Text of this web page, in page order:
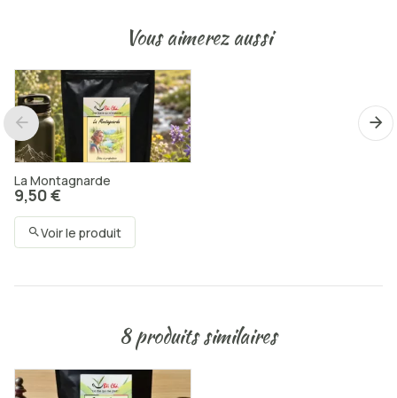
Vous aimerez aussi
La Montagnarde
9,50 €
Voir le produit
9,50 €
(3)
8 produits similaires